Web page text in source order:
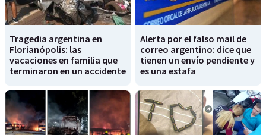
Tragedia argentina en
Florianópolis: las
vacaciones en familia que
terminaron en un accidente
Alerta por el falso mail de
correo argentino: dice que
tienen un envío pendiente y
es una estafa